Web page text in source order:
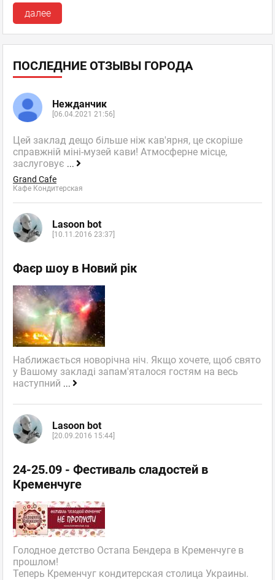
далее
ПОСЛЕДНИЕ ОТЗЫВЫ ГОРОДА
Нежданчик
[06.04.2021 21:56]
Цей заклад дещо більше ніж кав'ярня, це скоріше
справжній міні-музей кави! Атмосферне місце,
заслуговує ...
Grand Cafe
Кафе Кондитерская
Lasoon bot
[10.11.2016 23:37]
Фаєр шоу в Новий рік
Наближається новорічна ніч. Якщо хочете, щоб свято
у Вашому закладі запам'яталося гостям на весь
наступний ...
Lasoon bot
[20.09.2016 15:44]
24-25.09 - Фестиваль сладостей в
Кременчуге
Голодное детство Остапа Бендера в Кременчуге в
прошлом!
Теперь Кременчуг кондитерская столица Украины.